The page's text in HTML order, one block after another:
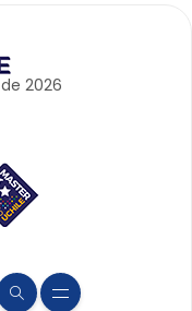
de 2026